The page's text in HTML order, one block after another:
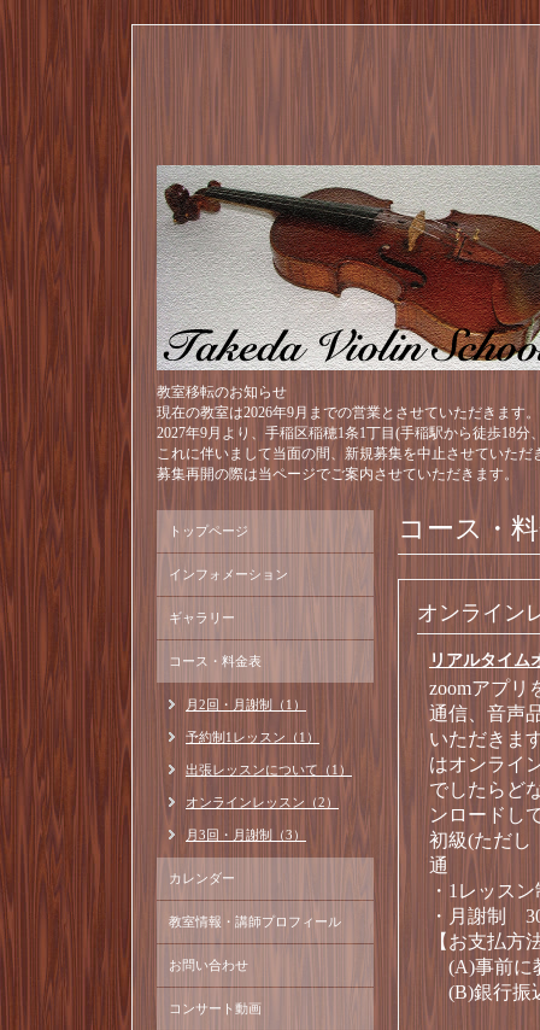
教室移転のお知らせ
現在の教室は2026年9月までの営業とさせていただきます。
2027年9月より、手稲区稲穂1条1丁目(手稲駅から徒歩18
これに伴いまして当面の間、新規募集を中止させていた
募集再開の際は当ページでご案内させていただきます。
コース・
オンライン
リアルタイム
zoomアプリ
通信、音声
いただきま
はオンライ
でしたらど
ンロードし
初級(ただし
通
・1レッス
・月謝制
【お支払方
(A)事前に
(B)銀行振
トップページ
インフォメーション
ギャラリー
コース・料金表
月2回・月謝制（1）
予約制1レッスン（1）
出張レッスンについて（1）
オンラインレッスン（2）
月3回・月謝制（3）
カレンダー
教室情報・講師プロフィール
お問い合わせ
コンサート動画